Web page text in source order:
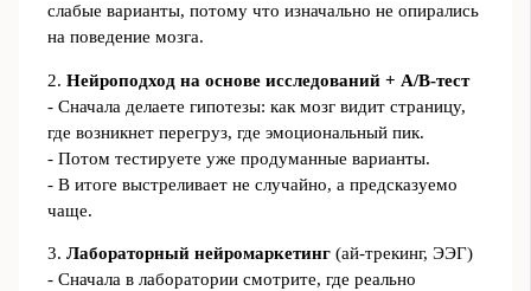
слабые варианты, потому что изначально не опирались
на поведение мозга.
2. Нейроподход на основе исследований + A/B‑тест
- Сначала делаете гипотезы: как мозг видит страницу,
где возникнет перегруз, где эмоциональный пик.
- Потом тестируете уже продуманные варианты.
- В итоге выстреливает не случайно, а предсказуемо
чаще.
3. Лабораторный нейромаркетинг(ай-трекинг, ЭЭГ)
- Сначала в лаборатории смотрите, где реально